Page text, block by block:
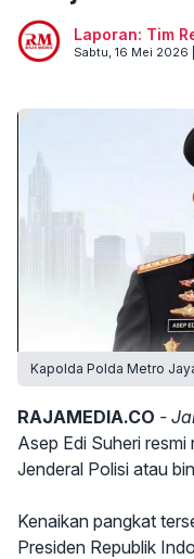
Laporan: Tim
Sabtu, 16 Mei 2026
Kapolda Polda Metro
RAJAMEDIA.CO -
Asep Edi Suheri
Jenderal Polisi atau
Kenaikan pangkat
Presiden Republik